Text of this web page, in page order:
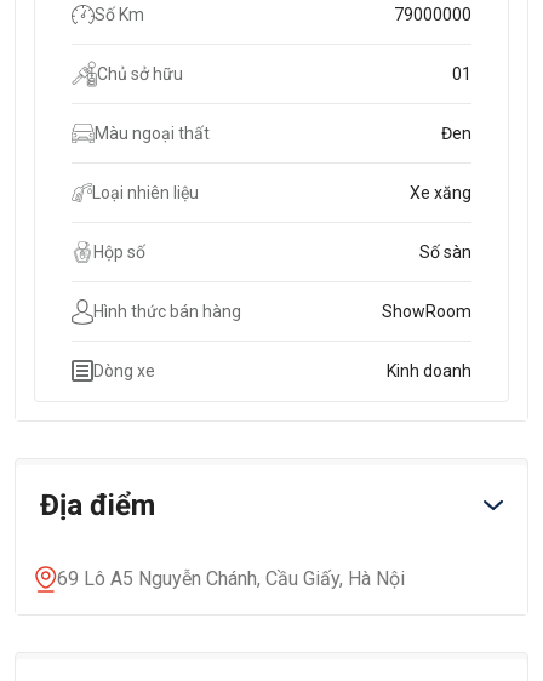
Số Km 79000000
Chủ sở hữu 01
Màu ngoại thất Đen
Loại nhiên liệu Xe xăng
Hộp số Số sàn
Hình thức bán hàng ShowRoom
Dòng xe Kinh doanh
Địa điểm
69 Lô A5 Nguyễn Chánh, Cầu Giấy, Hà Nội